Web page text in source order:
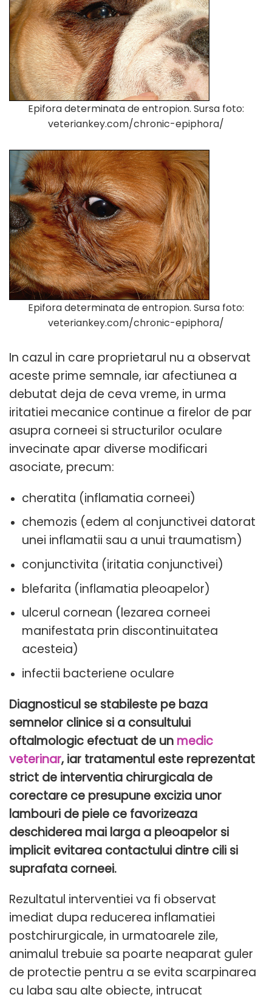
Epifora determinata de entropion. Sursa foto:
veteriankey.com/chronic-epiphora/
Epifora determinata de entropion. Sursa foto:
veteriankey.com/chronic-epiphora/
In cazul in care proprietarul nu a observat
aceste prime semnale, iar afectiunea a
debutat deja de ceva vreme, in urma
iritatiei mecanice continue a firelor de par
asupra corneei si structurilor oculare
invecinate apar diverse modificari
asociate, precum:
cheratita (inflamatia corneei)
chemozis (edem al conjunctivei datorat
unei inflamatii sau a unui traumatism)
conjunctivita (iritatia conjunctivei)
blefarita (inflamatia pleoapelor)
ulcerul cornean (lezarea corneei
manifestata prin discontinuitatea
acesteia)
infectii bacteriene oculare
Diagnosticul se stabileste pe baza
semnelor clinice si a consultului
oftalmologic efectuat de un medic
veterinar, iar tratamentul este reprezentat
strict de interventia chirurgicala de
corectare ce presupune excizia unor
lambouri de piele ce favorizeaza
deschiderea mai larga a pleoapelor si
implicit evitarea contactului dintre cili si
suprafata corneei.
Rezultatul interventiei va fi observat
imediat dupa reducerea inflamatiei
postchirurgicale, in urmatoarele zile,
animalul trebuie sa poarte neaparat guler
de protectie pentru a se evita scarpinarea
cu laba sau alte obiecte, intrucat